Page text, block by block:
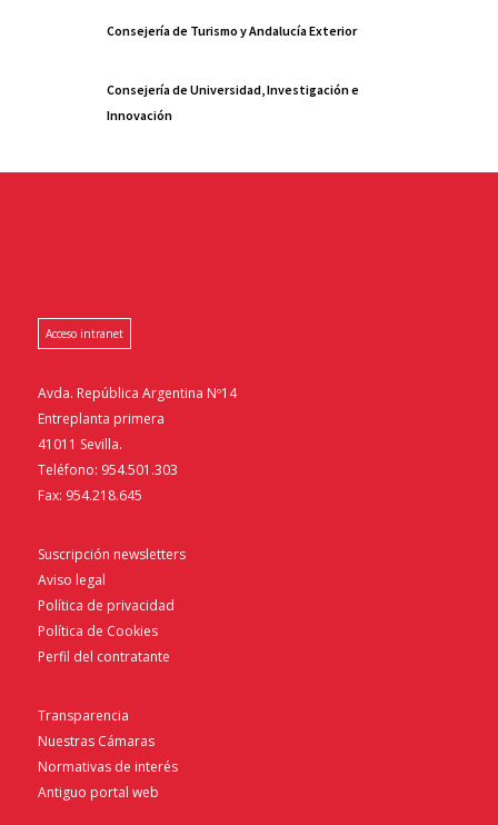
Consejería de Turismo y Andalucía Exterior
Consejería de Universidad, Investigación e
Innovación
Acceso intranet
Avda. República Argentina Nº14
Entreplanta primera
41011 Sevilla.
Teléfono: 954.501.303
Fax: 954.218.645
Suscripción newsletters
Aviso legal
Política de privacidad
Política de Cookies
Perfil del contratante
Transparencia
Nuestras Cámaras
Normativas de interés
Antiguo portal web